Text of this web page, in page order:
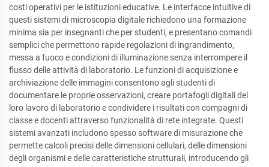
costi operativi per le istituzioni educative. Le interfacce intuitive di
questi sistemi di microscopia digitale richiedono una formazione
minima sia per insegnanti che per studenti, e presentano comandi
semplici che permettono rapide regolazioni di ingrandimento,
messa a fuoco e condizioni di illuminazione senza interrompere il
flusso delle attività di laboratorio. Le funzioni di acquisizione e
archiviazione delle immagini consentono agli studenti di
documentare le proprie osservazioni, creare portafogli digitali del
loro lavoro di laboratorio e condividere i risultati con compagni di
classe e docenti attraverso funzionalità di rete integrate. Questi
sistemi avanzati includono spesso software di misurazione che
permette calcoli precisi delle dimensioni cellulari, delle dimensioni
degli organismi e delle caratteristiche strutturali, introducendo gli